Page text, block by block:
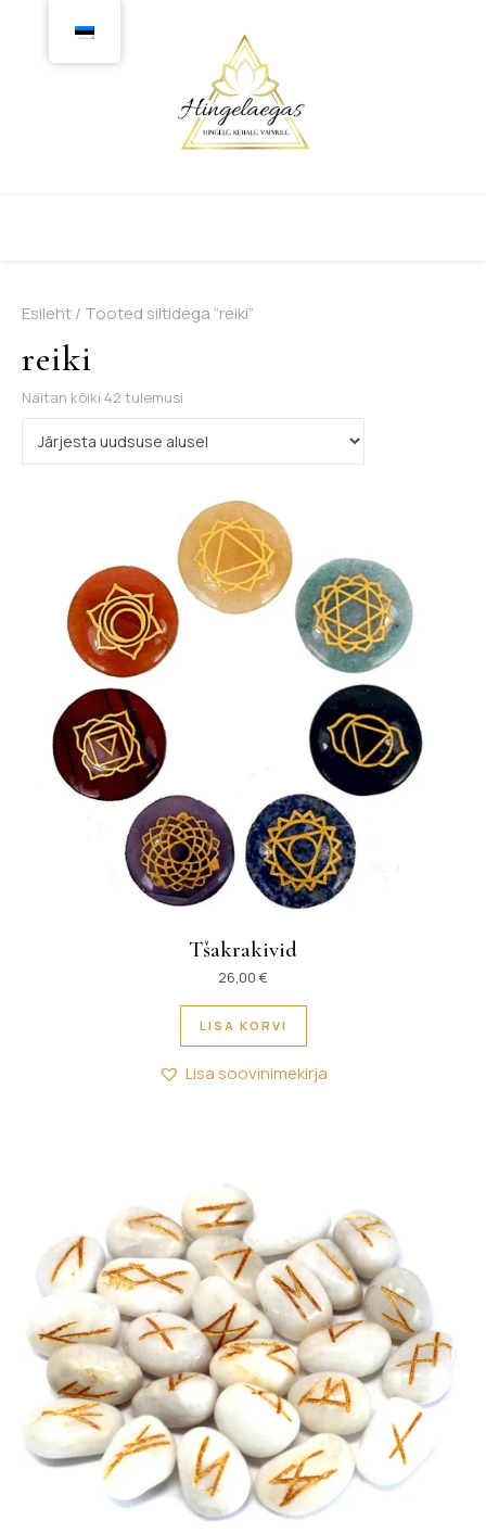
Esileht/ Tooted siltidega “reiki”
reiki
Näitan kõiki 42 tulemusi
Tšakrakivid
26,00 €
LISA KORVI
Lisa soovinimekirja